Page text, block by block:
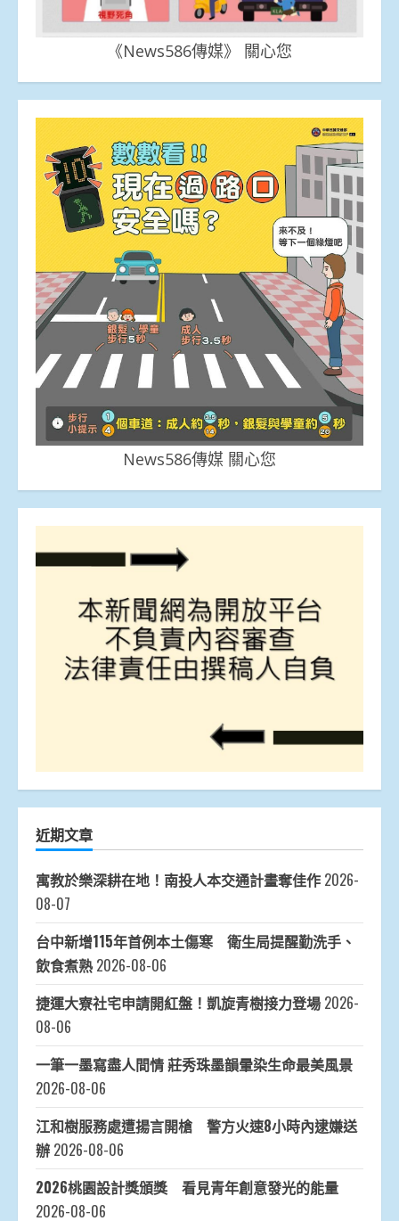
《News586傳媒》 關心您
News586傳媒 關心您
近期文章
寓教於樂深耕在地！南投人本交通計畫奪佳作 2026-
08-07
台中新增115年首例本土傷寒 衛生局提醒勤洗手、
飲食煮熟 2026-08-06
捷運大寮社宅申請開紅盤！凱旋青樹接力登場 2026-
08-06
一筆一墨寫盡人間情 莊秀珠墨韻暈染生命最美風景
2026-08-06
江和樹服務處遭揚言開槍 警方火速8小時內逮嫌送
辦 2026-08-06
2026桃園設計獎頒獎 看見青年創意發光的能量
2026-08-06